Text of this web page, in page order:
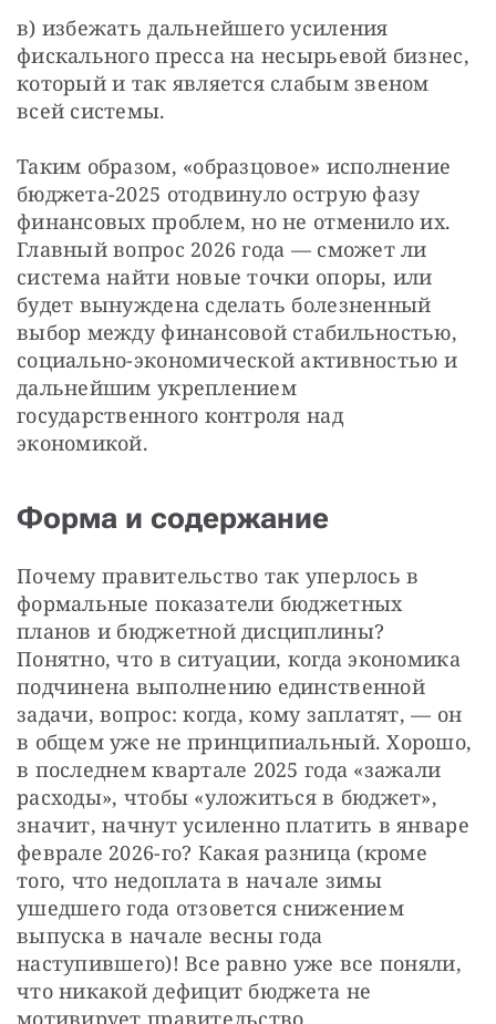
в) избежать дальнейшего усиления
фискального пресса на несырьевой бизнес,
который и так является слабым звеном
всей системы.
Таким образом, «образцовое» исполнение
бюджета-2025 отодвинуло острую фазу
финансовых проблем, но не отменило их.
Главный вопрос 2026 года — сможет ли
система найти новые точки опоры, или
будет вынуждена сделать болезненный
выбор между финансовой стабильностью,
социально-экономической активностью и
дальнейшим укреплением
государственного контроля над
экономикой.
Форма и содержание
Почему правительство так уперлось в
формальные показатели бюджетных
планов и бюджетной дисциплины?
Понятно, что в ситуации, когда экономика
подчинена выполнению единственной
задачи, вопрос: когда, кому заплатят, — он
в общем уже не принципиальный. Хорошо,
в последнем квартале 2025 года «зажали
расходы», чтобы «уложиться в бюджет»,
значит, начнут усиленно платить в январе
феврале 2026-го? Какая разница (кроме
того, что недоплата в начале зимы
ушедшего года отзовется снижением
выпуска в начале весны года
наступившего)! Все равно уже все поняли,
что никакой дефицит бюджета не
мотивирует правительство